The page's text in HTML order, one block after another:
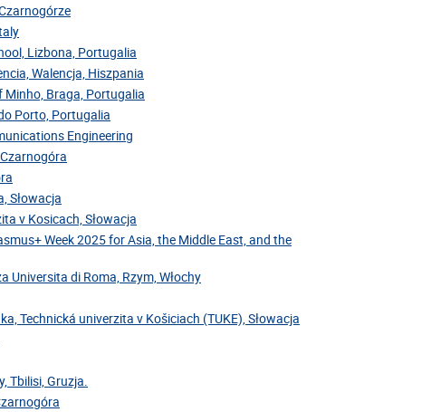
Lizbona, Portugalia
Walencja, Hiszpania
Minho, Braga, Portugalia
Porto, Portugalia
Engineering
Słowacja
v Kosicach, Słowacja
Week 2025 for Asia, the Middle East, and the
Universita di Roma, Rzym, Włochy
Technická univerzita v Košiciach (TUKE), Słowacja
Tbilisi, Gruzja.